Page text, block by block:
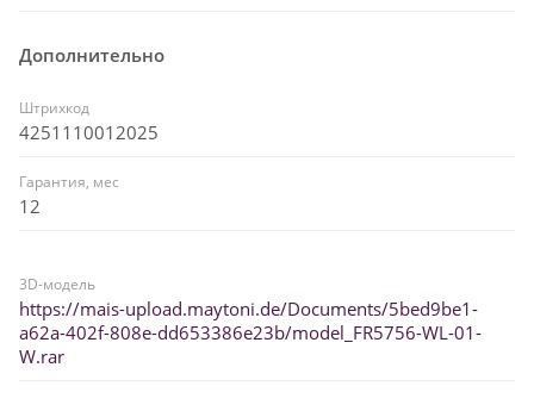
Дополнительно
Штрихкод
4251110012025
Гарантия, мес
12
3D-модель
https://mais-upload.maytoni.de/Documents/5bed9be1-
a62a-402f-808e-dd653386e23b/model_FR5756-WL-01-
W.rar